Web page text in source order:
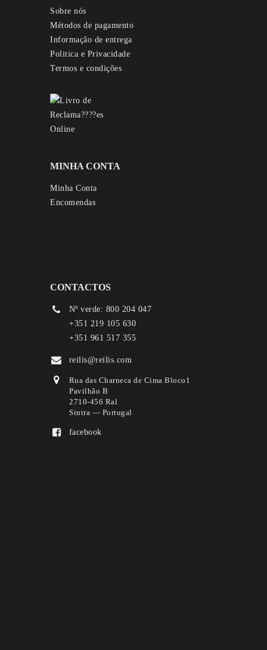
Sobre nós
Métodos de pagamento
Informação de entrega
Politica e Privacidade
Termos e condições
MINHA CONTA
Minha Conta
Encomendas
CONTACTOS
Nº verde: 800 204 047
+351 219 105 630
+351 961 517 355
reilis@reilis.com
Rua das Charneca de Cima Bloco1
Pavilhão B
2710-456 Ral
Sintra — Portugal
facebook